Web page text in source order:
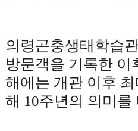
의령곤충생태학습
방문객을 기록한
해에는 개관 이후 최
해 10주년의 의미를